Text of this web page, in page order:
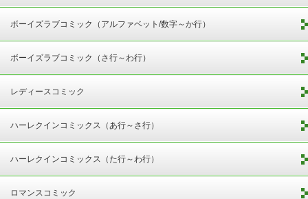
ボーイズラブコミック（アルファベット/数字～か行）
ボーイズラブコミック（さ行～わ行）
レディースコミック
ハーレクインコミックス（あ行～さ行）
ハーレクインコミックス（た行～わ行）
ロマンスコミック